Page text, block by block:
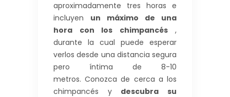
aproximadamente tres horas e
incluyen un máximo de una
hora con los chimpancés,
durante la cual puede esperar
verlos desde una distancia segura
pero íntima de 8-10
metros. Conozca de cerca a los
chimpancés y descubra su